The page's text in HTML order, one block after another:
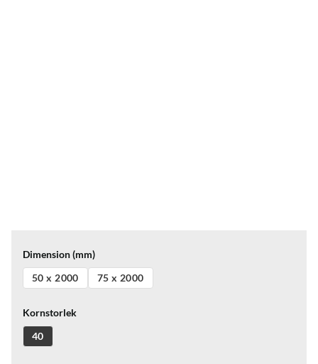
Dimension (mm)
50 x 2000
75 x 2000
Kornstorlek
40